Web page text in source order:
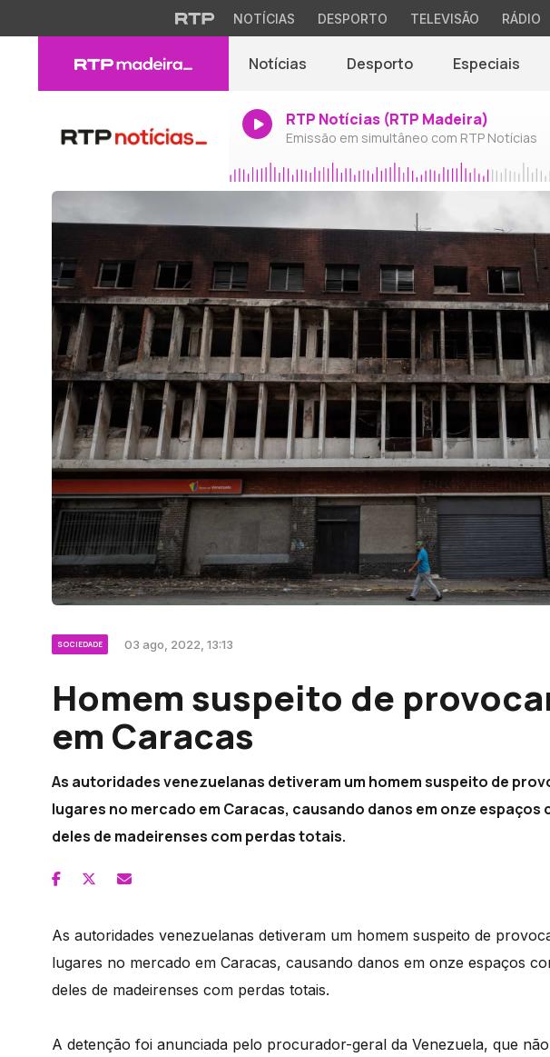
NOTÍCIAS DESPORTO TELEVISÃO RÁDIO
Notícias Desporto Especiais
RTP Notícias (RTP Madeira)
Emissão em simultâneo com RTP Notícias
SOCIEDADE 03 ago, 2022, 13:13
Homem suspeito de
em Caracas
As autoridades venezuelanas detiveram um homem suspeito de
lugares no mercado em Caracas, causando danos em onze
deles de madeirenses com perdas totais.
As autoridades venezuelanas detiveram um homem suspeito de
lugares no mercado em Caracas, causando danos em onze espaços
deles de madeirenses com perdas totais.
A detenção foi anunciada pelo procurador-geral da Venezuela, que